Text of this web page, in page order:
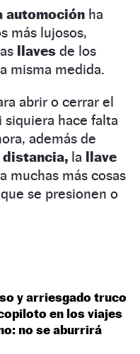
automoción ha
más lujosos,
llaves de los
misma medida.
abrir o cerrar el
siquiera hace falta
además de
distancia, la llave
muchas más cosas
que se presionen o
y arriesgado truco
en los viajes
no se aburrirá